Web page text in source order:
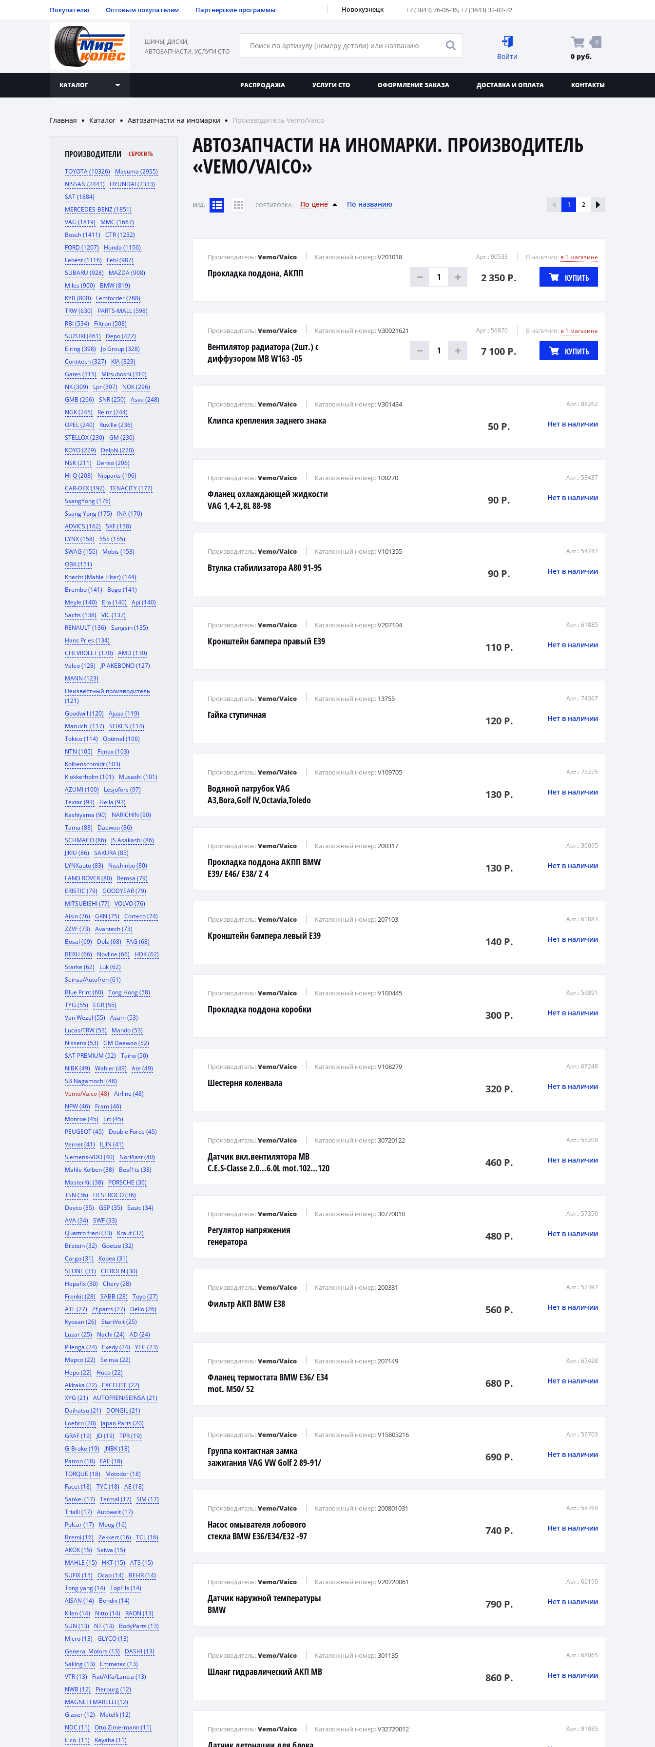
Покупателю Оптовым покупателям Партнерские программы Новокузнецк +7 (3843) 76-06-36,+7 (3843) 32-82-72
ШИНЫ, ДИСКИ,
АВТОЗАПЧАСТИ, УСЛУГИ СТО
Войти
0
0 руб.
КАТАЛОГ РАСПРОДАЖА УСЛУГИ СТО ОФОРМЛЕНИЕ ЗАКАЗА ДОСТАВКА И ОПЛАТА КОНТАКТЫ
Главная ● Каталог ● Автозапчасти на иномарки ● Производитель Vemo/Vaico
ПРОИЗВОДИТЕЛИ СБРОСИТЬ
TOYOTA (10326)
Masuma (2955)
NISSAN (2441)
HYUNDAI (2333)
SAT (1884)
MERCEDES-BENZ (1851)
VAG (1819)
MMC (1667)
Bosch (1411)
CTR (1232)
FORD (1207)
Honda (1156)
Febest (1116)
Febi (987)
SUBARU (928)
MAZDA (908)
Miles (900)
BMW (819)
KYB (800)
Lemforder (788)
TRW (630)
PARTS-MALL (598)
RBI (534)
Filtron (508)
SUZUKI (461)
Depo (422)
Elring (398)
Jp Group (328)
Contitech (327)
KIA (323)
Gates (315)
Mitsuboshi (310)
NK (309)
Lpr (307)
NOK (296)
GMB (266)
SNR (250)
Asva (248)
NGK (245)
Reinz (244)
OPEL (240)
Ruville (236)
STELLOX (230)
GM (230)
KOYO (229)
Delphi (220)
NSK (211)
Denso (206)
HI-Q (203)
Nipparts (196)
CAR-DEX (192)
TENACITY (177)
SsangYong (176)
Ssang Yong (175)
INA (170)
ADVICS (162)
SKF (158)
LYNX (158)
555 (155)
SWAG (155)
Mobis (153)
OBK (151)
Knecht (Mahle Filter) (144)
Brembo (141)
Boge (141)
Meyle (140)
Era (140)
Api (140)
Sachs (138)
VIC (137)
RENAULT (136)
Sangsin (135)
Hans Pries (134)
CHEVROLET (130)
AMD (130)
Valeo (128)
JP AKEBONO (127)
MANN (123)
Неизвестный производитель
(121)
Goodwill (120)
Ajusa (119)
Maruichi (117)
SEIKEN (114)
Tokico (114)
Optimal (106)
NTN (105)
Fenox (103)
Kolbenschmidt (103)
Klokkerholm (101)
Musashi (101)
AZUMI (100)
Lesjofors (97)
Textar (93)
Hella (93)
Kashiyama (90)
NARICHIN (90)
Tama (88)
Daewoo (86)
SCHMACO (86)
JS Asakashi (86)
JIKIU (86)
SAKURA (85)
LYNXauto (83)
Nisshinbo (80)
LAND ROVER (80)
Remsa (79)
ERISTIC (79)
GOODYEAR (79)
MITSUBISHI (77)
VOLVO (76)
Aisin (76)
GKN (75)
Corteco (74)
ZZVF (73)
Avantech (73)
Bosal (69)
Dolz (68)
FAG (68)
BERU (66)
Novline (66)
HDK (62)
Starke (62)
Luk (62)
Seinsa/Autofren (61)
Blue Print (60)
Tong Hong (58)
TYG (55)
EGR (55)
Van Wezel (55)
Asam (53)
Lucas/TRW (53)
Mando (53)
Nissens (53)
GM Daewoo (52)
SAT PREMIUM (52)
Taiho (50)
NiBK (49)
Wahler (49)
Ate (49)
SB Nagamochi (48)
Vemo/Vaico (48)
Airline (48)
NPW (46)
Fram (46)
Monroe (45)
Ert (45)
PEUGEOT (45)
Double Force (45)
Vernet (41)
ILJIN (41)
Siemens-VDO (40)
NorPlast (40)
Mahle Kolben (38)
Besf1ts (38)
MasterKit (38)
PORSCHE (36)
TSN (36)
FIESTROCO (36)
Dayco (35)
GSP (35)
Sasic (34)
AVA (34)
SWF (33)
Quattro freni (33)
Krauf (32)
Bilstein (32)
Goetze (32)
Cargo (31)
Корея (31)
STONE (31)
CITROEN (30)
Hepafix (30)
Chery (28)
Frenkit (28)
SABB (28)
Toyo (27)
ATL (27)
Zf parts (27)
Dello (26)
Kyosan (26)
StartVolt (25)
Luzar (25)
Nachi (24)
AD (24)
Pilenga (24)
Exedy (24)
YEC (23)
Mapco (22)
Seinsa (22)
Hepu (22)
Huco (22)
Akitaka (22)
EXCELITE (22)
XYG (21)
AUTOFREN/SEINSA (21)
Daihatsu (21)
DONGIL (21)
Loebro (20)
Japan Parts (20)
GRAF (19)
JD (19)
TPR (19)
G-Brake (19)
JNBK (18)
Patron (18)
FAE (18)
TORQUE (18)
Motodor (18)
Facet (18)
TYC (18)
AE (18)
Sankei (17)
Termal (17)
SIM (17)
Trialli (17)
Autowelt (17)
Polcar (17)
Moog (16)
Bremi (16)
Zekkert (16)
TCL (16)
AKOK (15)
Seiwa (15)
MAHLE (15)
HKT (15)
ATS (15)
SUFIX (15)
Ocap (14)
BEHR (14)
Tong yang (14)
TopFils (14)
AISAN (14)
Bendix (14)
Kilen (14)
Nitto (14)
RAON (13)
SUN (13)
NT (13)
BodyParts (13)
Micro (13)
GLYCO (13)
General Motors (13)
DASHI (13)
Sailing (13)
Emmetec (13)
VTR (13)
Fiat/Alfa/Lancia (13)
NWB (12)
Pierburg (12)
MAGNETI MARELLI (12)
Glaser (12)
Metelli (12)
NDC (11)
Otto Zimermann (11)
E.co. (11)
Kayaba (11)
АВТОЗАПЧАСТИ НА ИНОМАРКИ. ПРОИЗВОДИТЕЛЬ
«VEMO/VAICO»
ВИД: CОРТИРОВКА: По цене По названию 1 2
Прокладка поддона, АКПП
Производитель:Vemo/Vaico Каталожный номер:V201018 Арт.: 90533 В наличии: в 1 магазине
2 350 Р. КУПИТЬ
Вентилятор радиатора (2шт.) с
диффузором MB W163 -05
Производитель:Vemo/Vaico Каталожный номер:V30021621 Арт.: 56870 В наличии: в 1 магазине
7 100 Р. КУПИТЬ
Клипса крепления заднего знака
Производитель:Vemo/Vaico Каталожный номер:V301434 Арт.: 88262
50 Р. Нет в наличии
Фланец охлаждающей жидкости
VAG 1,4-2,8L 88-98
Производитель:Vemo/Vaico Каталожный номер: 100270 Арт.: 53437
90 Р. Нет в наличии
Втулка стабилизатора A80 91-95
Производитель:Vemo/Vaico Каталожный номер:V101355 Арт.: 54747
90 Р. Нет в наличии
Кронштейн бампера правый E39
Производитель:Vemo/Vaico Каталожный номер:V207104 Арт.: 61885
110 Р. Нет в наличии
Гайка ступичная
Производитель:Vemo/Vaico Каталожный номер: 13755 Арт.: 74367
120 Р. Нет в наличии
Водяной патрубок VAG
A3,Bora,Golf IV,Octavia,Toledo
Производитель:Vemo/Vaico Каталожный номер:V109705 Арт.: 75275
130 Р. Нет в наличии
Прокладка поддона АКПП BMW
E39/ E46/ E38/ Z 4
Производитель:Vemo/Vaico Каталожный номер:200317 Арт.: 30095
130 Р. Нет в наличии
Кронштейн бампера левый E39
Производитель:Vemo/Vaico Каталожный номер:207103 Арт.: 61883
140 Р. Нет в наличии
Прокладка поддона коробки
Производитель:Vemo/Vaico Каталожный номер:V100445 Арт.: 56891
300 Р. Нет в наличии
Шестерня коленвала
Производитель:Vemo/Vaico Каталожный номер:V108279 Арт.: 67248
320 Р. Нет в наличии
Датчик вкл.вентилятора MB
C.E.S-Classe 2.0…6.0L mot.102…120
Производитель:Vemo/Vaico Каталожный номер:30720122 Арт.: 55209
460 Р. Нет в наличии
Регулятор напряжения
генератора
Производитель:Vemo/Vaico Каталожный номер:30770010 Арт.: 57350
480 Р. Нет в наличии
Фильтр АКП BMW E38
Производитель:Vemo/Vaico Каталожный номер:200331 Арт.: 52397
560 Р. Нет в наличии
Фланец термостата BMW E36/ E34
mot. M50/ 52
Производитель:Vemo/Vaico Каталожный номер:207149 Арт.: 67428
680 Р. Нет в наличии
Группа контактная замка
зажигания VAG VW Golf 2 89-91/
Производитель:Vemo/Vaico Каталожный номер:V15803216 Арт.: 53703
690 Р. Нет в наличии
Насос омывателя лобового
стекла BMW E36/E34/E32 -97
Производитель:Vemo/Vaico Каталожный номер:200801031 Арт.: 58769
740 Р. Нет в наличии
Датчик наружной температуры
BMW
Производитель:Vemo/Vaico Каталожный номер:V20720061 Арт.: 66190
790 Р. Нет в наличии
Шланг гидравлический АКП MB
Производитель:Vemo/Vaico Каталожный номер:301135 Арт.: 68065
860 Р. Нет в наличии
Производитель:Vemo/Vaico Каталожный номер:V32720012 Арт.: 91935